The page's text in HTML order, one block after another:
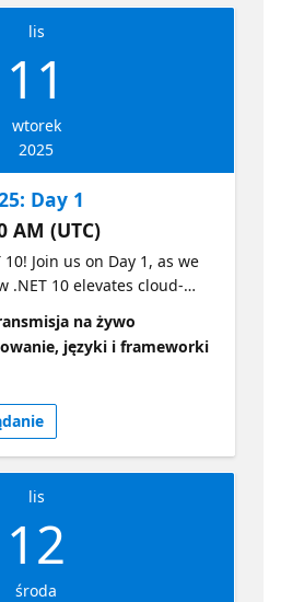
lis
11
wtorek
2025
Day 1
AM (UTC)
Join us on Day 1, as we
.NET 10 elevates cloud-
app development,
enhancements,
and accelerated
superior
across various
Scott, David, Maddy, and
showing off the latest
release. Day 1 agenda
the on-demand replay
na żywo
języki i frameworki
lis
12
środa